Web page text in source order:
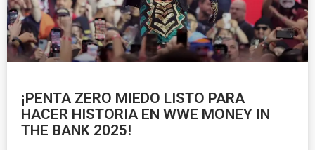
¡PENTA ZERO MIEDO LISTO PARA
HACER HISTORIA EN WWE MONEY IN
THE BANK 2025!